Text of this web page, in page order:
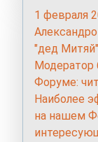
1 февраля
"дед
Модератор
Форуме:
Наиболее
на нашем